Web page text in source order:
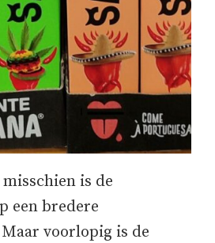
is de
een bredere
voorlopig is de